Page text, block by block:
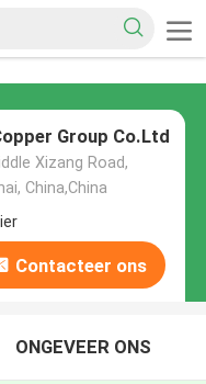
Group Co.Ltd
Xizang Road,
China,China
Contacteer ons
ONGEVEER ONS